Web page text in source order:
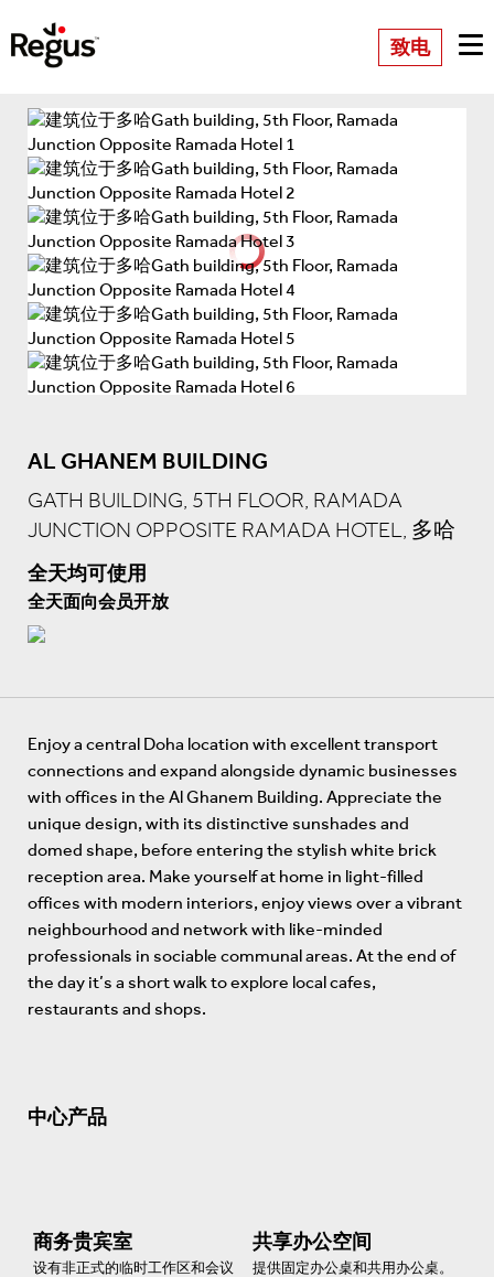
致电
AL GHANEM BUILDING
GATH BUILDING, 5TH FLOOR, RAMADA
JUNCTION OPPOSITE RAMADA HOTEL, 多哈
全天均可使用
全天面向会员开放
Enjoy a central Doha location with excellent transport
connections and expand alongside dynamic businesses
with offices in the Al Ghanem Building. Appreciate the
unique design, with its distinctive sunshades and
domed shape, before entering the stylish white brick
reception area. Make yourself at home in light-filled
offices with modern interiors, enjoy views over a vibrant
neighbourhood and network with like-minded
professionals in sociable communal areas. At the end of
the day it’s a short walk to explore local cafes,
restaurants and shops.
中心产品
商务贵宾室
设有非正式的临时工作区和会议
共享办公空间
提供固定办公桌和共用办公桌。